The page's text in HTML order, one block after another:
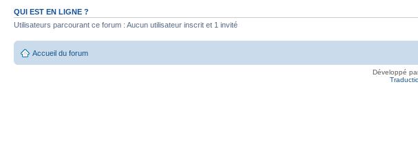
QUI EST EN LIGNE ?
Utilisateurs parcourant ce forum : Aucun utilisateur inscrit et 1 invité
Accueil du forum
Développé